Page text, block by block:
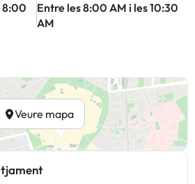
8:00
Entre les 8:00 AM i les 10:30
AM
Veure mapa